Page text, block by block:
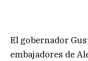
El gobernador
embajadores de